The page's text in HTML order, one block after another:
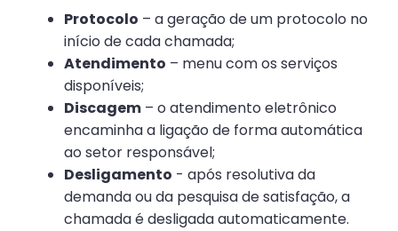
Protocolo – a geração de um protocolo no
início de cada chamada;
Atendimento – menu com os serviços
disponíveis;
Discagem – o atendimento eletrônico
encaminha a ligação de forma automática
ao setor responsável;
Desligamento - após resolutiva da
demanda ou da pesquisa de satisfação, a
chamada é desligada automaticamente.